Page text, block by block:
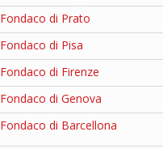
Fondaco di Prato
Fondaco di Pisa
Fondaco di Firenze
Fondaco di Genova
Fondaco di Barcellona